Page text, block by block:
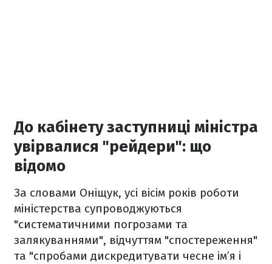
До кабінету заступниці міністра
увірвалися "рейдери": що
відомо
За словами Оніщук, усі вісім років роботи
міністерства супроводжуються
"систематичними погрозами та
залякуваннями", відчуттям "спостереження"
та "спробами дискредитувати чесне ім’я і